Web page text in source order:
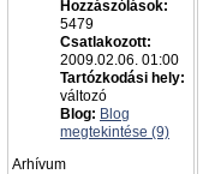
Hozzászólások:
5479
Csatlakozott:
2009.02.06. 01:00
Tartózkodási hely:
változó
Blog: Blog
megtekintése (9)
Arhívum